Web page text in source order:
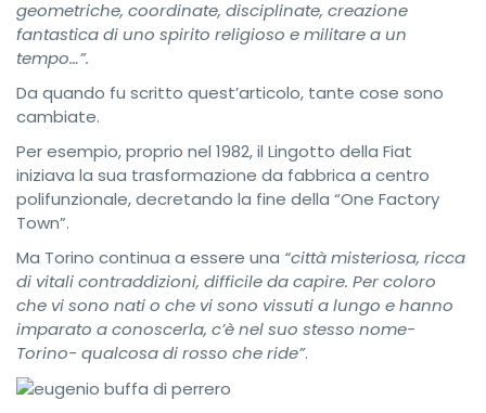
geometriche, coordinate, disciplinate, creazione
fantastica di uno spirito religioso e militare a un
tempo…”.
Da quando fu scritto quest’articolo, tante cose sono
cambiate.
Per esempio, proprio nel 1982, il Lingotto della Fiat
iniziava la sua trasformazione da fabbrica a centro
polifunzionale, decretando la fine della “One Factory
Town”.
Ma Torino continua a essere una “città misteriosa, ricca
di vitali contraddizioni, difficile da capire. Per coloro
che vi sono nati o che vi sono vissuti a lungo e hanno
imparato a conoscerla, c’è nel suo stesso nome-
Torino- qualcosa di rosso che ride”.